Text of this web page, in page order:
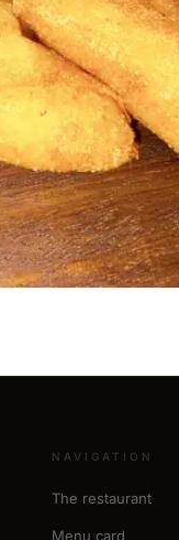
NAVIGATION
The restaurant
Menu card